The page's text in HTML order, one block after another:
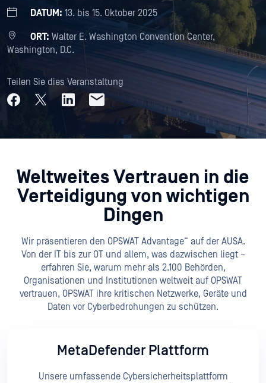
DATUM: 13. bis 15. Oktober 2025
ORT: Walter E. Washington Convention Center,
Washington, D.C.
Teilen Sie dies Veranstaltung
Weltweites Vertrauen in die
Verteidigung von wichtigen
Dingen
Wir präsentieren den OPSWAT Advantage“ auf der AUSA.
Von der IT bis zur OT und allem, was dazwischen liegt –
erfahren Sie, warum mehr als 2.100 Behörden,
Organisationen und Institutionen weltweit auf OPSWAT
vertrauen, OPSWAT ihre kritischen Netzwerke, Geräte und
Daten vor Cyberbedrohungen zu schützen.
MetaDefender Plattform
Unsere umfassende Cybersicherheitsplattform